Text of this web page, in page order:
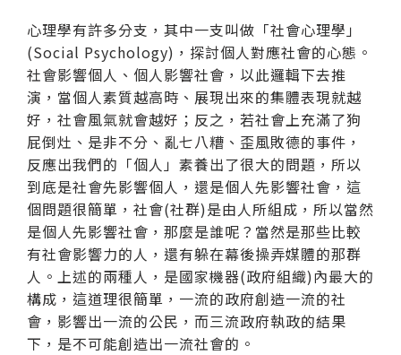
心理學有許多分支，其中一支叫做「社會心理學」
(Social Psychology)，探討個人對應社會的心態。
社會影響個人、個人影響社會，以此邏輯下去推
演，當個人素質越高時、展現出來的集體表現就越
好，社會風氣就會越好；反之，若社會上充滿了狗
屁倒灶、是非不分、亂七八糟、歪風敗德的事件，
反應出我們的「個人」素養出了很大的問題，所以
到底是社會先影響個人，還是個人先影響社會，這
個問題很簡單，社會(社群)是由人所組成，所以當然
是個人先影響社會，那麼是誰呢？當然是那些比較
有社會影響力的人，還有躲在幕後操弄媒體的那群
人。上述的兩種人，是國家機器(政府組織)內最大的
構成，這道理很簡單，一流的政府創造一流的社
會，影響出一流的公民，而三流政府執政的結果
下，是不可能創造出一流社會的。